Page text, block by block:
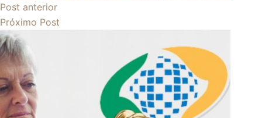
Post anterior
Próximo Post